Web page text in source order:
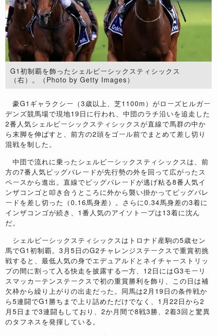
G1初制覇を飾ったシェルビーシックスティシックス
（右）。（Photo by Getty Images）
豪G1ギャラクシー（3歳以上、芝1100m）がローズヒルガー
デンズ競馬場で現地19日に行われ、中団のラチ沿いを追走した
2番人気シェルビーシックスティシックスが直線で馬群の中か
ら末脚を伸ばすと、前方の2頭をゴール前でまとめて差し切り
混戦を制した。
中団で流れに乗ったシェルビーシックスティシックスは、前
方の7番人気ビッグパレードが先行勢の外を回って広がったス
ペースから進出。直線でビッグパレードが逃げ粘る8番人気イ
ンザコンゴと叩き合うところに外から襲い掛かってビッグパレ
ードを差し切った（0.16馬身差）。さらに0.34馬身差の3着に
インザコンゴが続き、1番人気のアイソトープは13着に沈ん
だ。
シェルビーシックスティシックスはトロナド産駒の5歳セン
馬でG1初制覇。3月5日のG2チャレンジステークスで重賞初挑
戦すると、最低人気の身でエデュアルドとネイチャーストリッ
プの間に割って入る快走を披露する一方、12日にはG3モーリ
スマッカーテンステークスで初の重賞勝利を飾り、この日は補
欠枠から繰り上がりの出走だった。同馬は2月19日の条件戦か
ら5連闘でG1勝ちまで上り詰めただけでなく、1月22日から2
月5日まで3連闘もしており、2か月間で8戦3勝、2着3回と驚異
のタフネスを発揮している。